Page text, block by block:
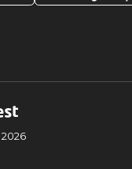
2026